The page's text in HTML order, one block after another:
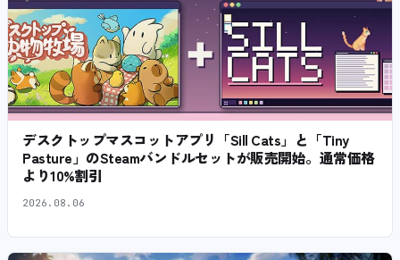
デスクトップマスコットアプリ「Sill Cats」と「Tiny
Pasture」のSteamバンドルセットが販売開始。通常価格
より10%割引
2026.08.06